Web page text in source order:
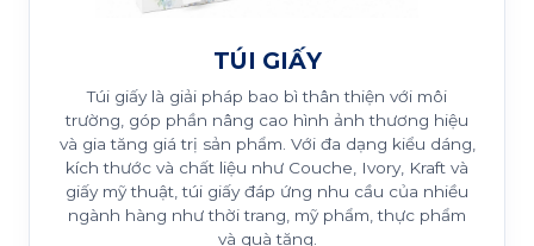
TÚI GIẤY
Túi giấy là giải pháp bao bì thân thiện với môi
trường, góp phần nâng cao hình ảnh thương hiệu
và gia tăng giá trị sản phẩm. Với đa dạng kiểu dáng,
kích thước và chất liệu như Couche, Ivory, Kraft và
giấy mỹ thuật, túi giấy đáp ứng nhu cầu của nhiều
ngành hàng như thời trang, mỹ phẩm, thực phẩm
và quà tặng.